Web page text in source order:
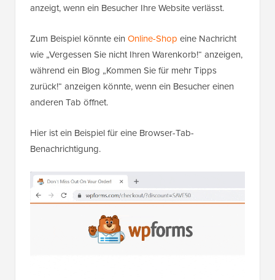
anzeigt, wenn ein Besucher Ihre Website verlässt.
Zum Beispiel könnte ein Online-Shop eine Nachricht
wie „Vergessen Sie nicht Ihren Warenkorb!“ anzeigen,
während ein Blog „Kommen Sie für mehr Tipps
zurück!“ anzeigen könnte, wenn ein Besucher einen
anderen Tab öffnet.
Hier ist ein Beispiel für eine Browser-Tab-
Benachrichtigung.